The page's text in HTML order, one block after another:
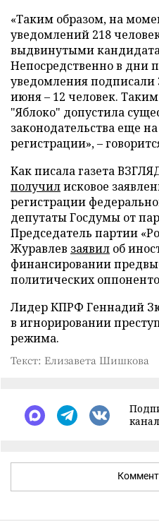
«Таким образом, на
уведомлений 218
выдвинутыми
Непосредственно в дни
уведомления подписали
июня – 12 человек.
"Яблоко" допустила
законодательства еще
регистрации», –
Как писала газета
получилисковое
регистрации
депутаты Госдумы от
Председатель партии
Журавлев заявил об
финансировании
политических
Лидер КПРФ Геннадий
в игнорировании
режима.
Текст: Елизавета Шишкова